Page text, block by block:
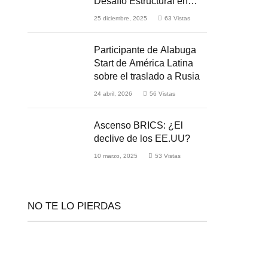
Medio de la Guerra
25 diciembre, 2025 63 Vistas
Participante de Alabuga
Start de América Latina
sobre el traslado a Rusia
24 abril, 2026 56 Vistas
Ascenso BRICS: ¿El
declive de los EE.UU?
10 marzo, 2025 53 Vistas
NO TE LO PIERDAS